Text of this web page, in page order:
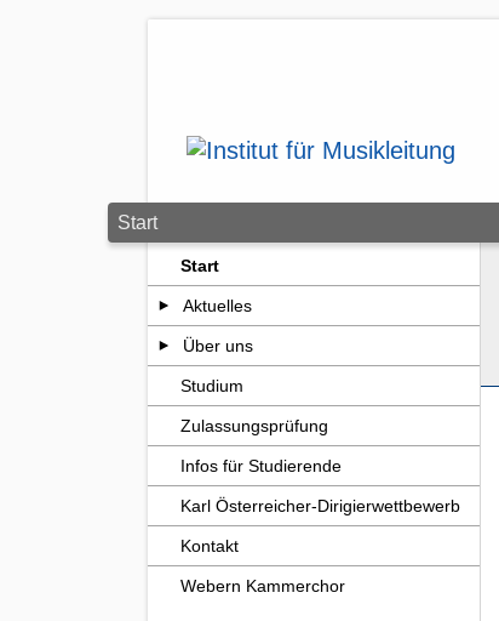
Start
Start
Aktuelles
Über uns
Studium
Zulassungsprüfung
Infos für Studierende
Karl Österreicher-Dirigierwettbewerb
Kontakt
Webern Kammerchor